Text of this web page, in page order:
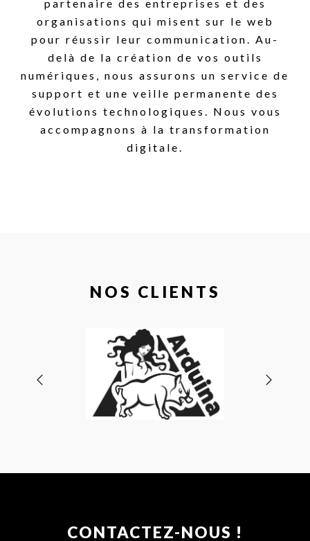
partenaire des entreprises et des
organisations qui misent sur le web
pour réussir leur communication. Au-
delà de la création de vos outils
numériques, nous assurons un service de
support et une veille permanente des
évolutions technologiques. Nous vous
accompagnons à la transformation
digitale.
NOS CLIENTS
CONTACTEZ-NOUS !